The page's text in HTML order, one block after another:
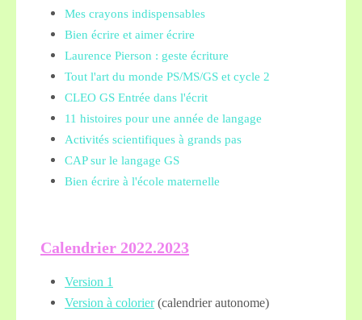
Mes crayons indispensables
Bien écrire et aimer écrire
Laurence Pierson : geste écriture
Tout l'art du monde PS/MS/GS et cycle 2
CLEO GS Entrée dans l'écrit
11 histoires pour une année de langage
Activités scientifiques à grands pas
CAP sur le langage GS
Bien écrire à l'école maternelle
Calendrier 2022.2023
Version 1
Version à colorier(calendrier autonome)